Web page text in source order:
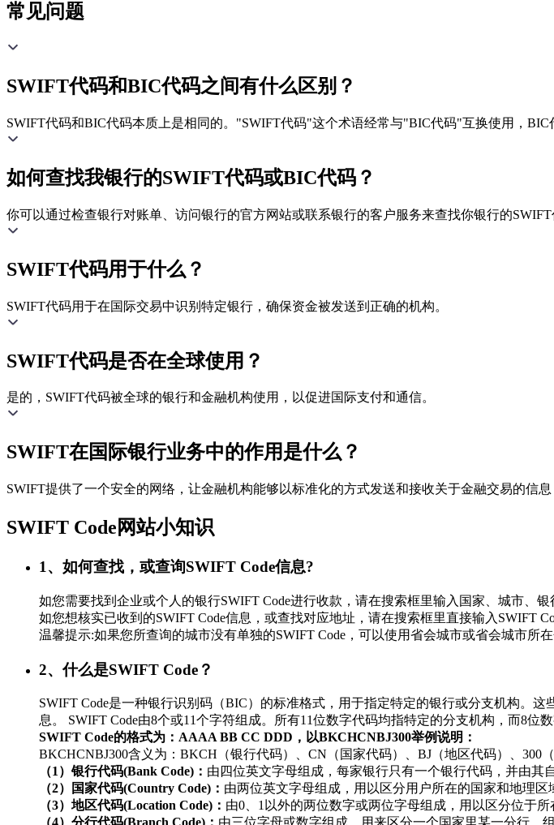
常见问题
SWIFT代码和BIC代码之间有什么区别？
SWIFT代码和BIC代码本质上是相同的。"SWIFT代码"这个术语经常与"BIC代码"互换使用，
如何查找我银行的SWIFT代码或BIC代码？
你可以通过检查银行对账单、访问银行的官方网站或联系银行的客户服务来查找你银行的
SWIFT代码用于什么？
SWIFT代码用于在国际交易中识别特定银行，确保资金被发送到正确的机构。
SWIFT代码是否在全球使用？
是的，SWIFT代码被全球的银行和金融机构使用，以促进国际支付和通信。
SWIFT在国际银行业务中的作用是什么？
SWIFT提供了一个安全的网络，让金融机构能够以标准化的方式发送和接收关于金融交易的信息
SWIFT Code网站小知识
1、如何查找，或查询SWIFT Code信息?
如您需要找到企业或个人的银行SWIFT Code进行收款，请在搜索框里输入国家、城市、
如您想核实已收到的SWIFT Code信息，或查找对应地址，请在搜索框里直接输入SWIFT
温馨提示:如果您所查询的城市没有单独的SWIFT Code，可以使用省会城市或省会城市所在
2、什么是SWIFT Code？
SWIFT Code是一种银行识别码（BIC）的标准格式，用于指定特定的银行或分支机构。
息。 SWIFT Code由8个或11个字符组成。所有11位数字代码均指特定的分支机构，而8
SWIFT Code的格式为：AAAA BB CC DDD，以BKCHCNBJ300举例说明：
BKCHCNBJ300含义为：BKCH（银行代码）、CN（国家代码）、BJ（地区代码）、300（
（1）银行代码(Bank Code)： 由四位英文字母组成，每家银行只有一个银行代码，并由其
（2）国家代码(Country Code)： 由两位英文字母组成，用以区分用户所在的国家和地理区
（3）地区代码(Location Code)： 由0、1以外的两位数字或两位字母组成，用以区分位于